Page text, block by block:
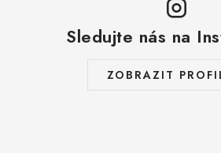
Sledujte nás na
ZOBRAZIT